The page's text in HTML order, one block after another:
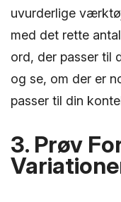
uvurderlige
med det rette
ord, der passer til
og se, om der er
passer til din
3. Prøv